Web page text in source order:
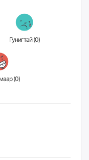
Гунигтай (0)
Үзэн ядмаар (0)